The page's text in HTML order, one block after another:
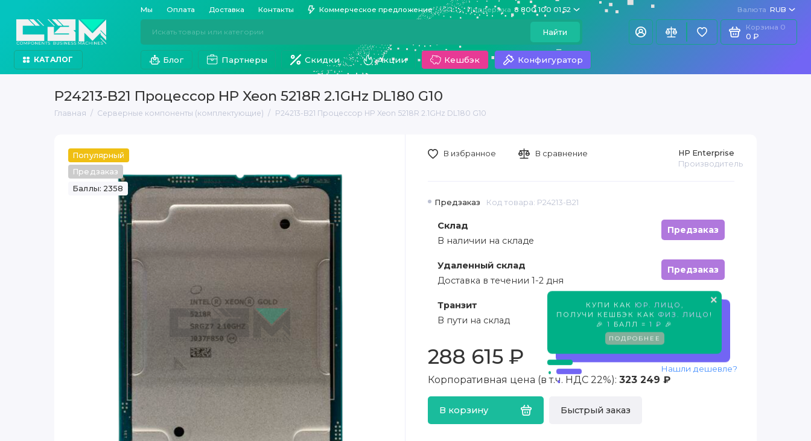
Мы Оплата Доставка Контакты Коммерческое предложение Поддержка 8 800 100 01 52 Валюта RUB
Найти
Корзина 0
0 ₽
КАТАЛОГ Блог Партнеры Скидки Акции Кешбэк Конфигуратор
P24213-B21 Процессор HP Xeon 5218R 2.1GHz DL180 G10
Главная Серверные компоненты (комплектующие) P24213-B21 Процессор HP Xeon 5218R 2.1GHz DL180 G10
Популярный
Предзаказ
Баллы: 2358
×
КУПИ КАК ЮР. ЛИЦО
ПОЛУЧИ КЕШБЭК КАК ФИЗ. ЛИЦО !
🎉 1 БАЛЛ = 1 ₽ 🎉
ПОДРОБНЕЕ
Предзаказ Код товара: P24213-B21
HP Enterprise
Производитель
Склад
Предзаказ
В наличии на складе
Удаленный склад
Предзаказ
Доставка в течении 1-2 дня
Транзит
Предзаказ
В пути на склад
288 615 ₽
Корпоративная цена (в т.ч. НДС 22%): 323 249 ₽
В корзину Быстрый заказ
Нашли дешевле?
В избранное В сравнение